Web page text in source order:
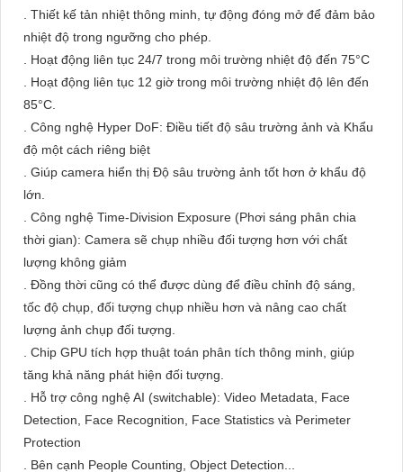
. Thiết kế tản nhiệt thông minh, tự động đóng mở để đảm bảo
nhiệt độ trong ngưỡng cho phép.
. Hoạt động liên tục 24/7 trong môi trường nhiệt độ đến 75°C
. Hoạt động liên tục 12 giờ trong môi trường nhiệt độ lên đến
85°C.
. Công nghệ Hyper DoF: Điều tiết độ sâu trường ảnh và Khẩu
độ một cách riêng biệt
. Giúp camera hiển thị Độ sâu trường ảnh tốt hơn ở khẩu độ
lớn.
. Công nghệ Time-Division Exposure (Phơi sáng phân chia
thời gian): Camera sẽ chụp nhiều đối tượng hơn với chất
lượng không giảm
. Đồng thời cũng có thể được dùng để điều chỉnh độ sáng,
tốc độ chụp, đối tượng chụp nhiều hơn và nâng cao chất
lượng ảnh chụp đối tượng.
. Chip GPU tích hợp thuật toán phân tích thông minh, giúp
tăng khả năng phát hiện đối tượng.
. Hỗ trợ công nghệ AI (switchable): Video Metadata, Face
Detection, Face Recognition, Face Statistics và Perimeter
Protection
. Bên cạnh People Counting, Object Detection...